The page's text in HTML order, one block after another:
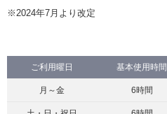
※2024年7月より改定
ご利用曜日 基本使用時間
月～金 6時間